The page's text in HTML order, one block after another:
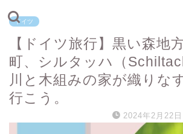
ドイツ
【ドイツ旅行】黒い森地
町、シルタッハ（
川と木組みの家が織りな
行こう。
2024年2月22日